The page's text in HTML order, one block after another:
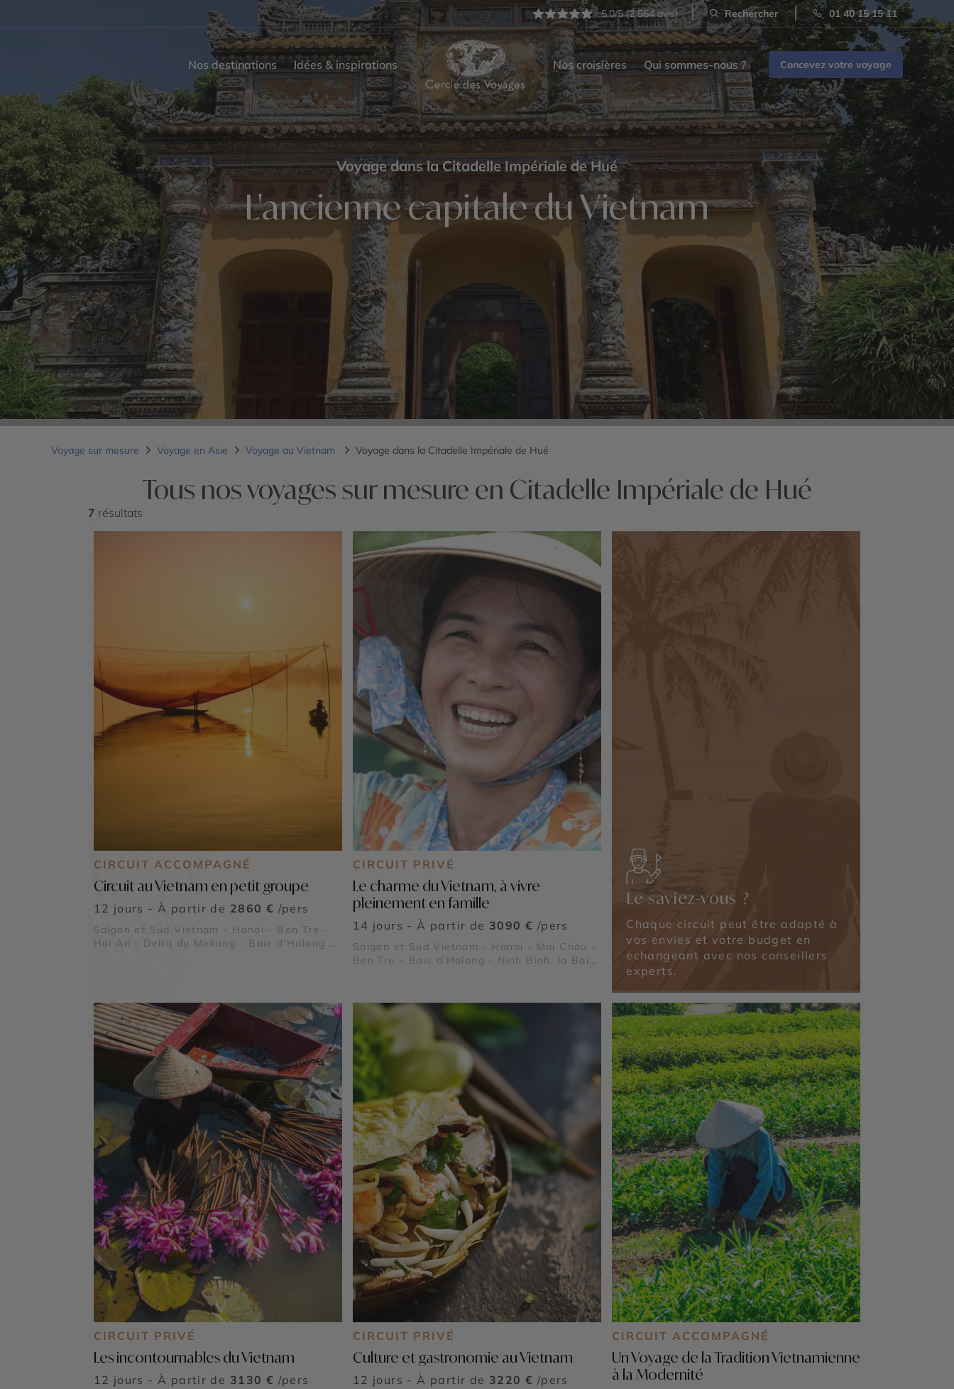
5,0/5 (2 564 avis) Rechercher 01 40 15 15 11
Nos destinations Idées & inspirations Nos croisières Qui sommes-nous ? Concevez votre voyage
Voyage dans la Citadelle Impériale de Hué
L'ancienne capitale du Vietnam
Voyage sur mesure Voyage en Asie Voyage au Vietnam Voyage dans la Citadelle Impériale de Hué
Tous nos voyages sur mesure en Citadelle Impériale de Hué
7 résultats
CIRCUIT ACCOMPAGNÉ
Circuit au Vietnam en petit groupe
12 jours - À partir de 2860 € /pers
Saïgon et Sud Vietnam - Hanoi - Ben Tre -
Hoi An - Delta du Mekong - Baie d'Halong -
Que - Ninh Binh, la Baie d'Halong Terrestre
CIRCUIT PRIVÉ
Le charme du Vietnam, à vivre
pleinement en famille
14 jours - À partir de 3090 € /pers
Saïgon et Sud Vietnam - Hanoi - Mai Chau -
Ben Tre - Baie d'Halong - Ninh Binh, la Baie
Citadelle Impériale de Hué - Temple de la
Littérature
Le saviez-vous ?
Chaque circuit peut être adapté à
vos envies et votre budget en
échangeant avec nos conseillers
experts.
CIRCUIT PRIVÉ
Les incontournables du Vietnam
12 jours - À partir de 3130 € /pers
CIRCUIT PRIVÉ
Culture et gastronomie au Vietnam
12 jours - À partir de 3220 € /pers
CIRCUIT ACCOMPAGNÉ
Un Voyage de la Tradition Vietnamienne
à la Modernité